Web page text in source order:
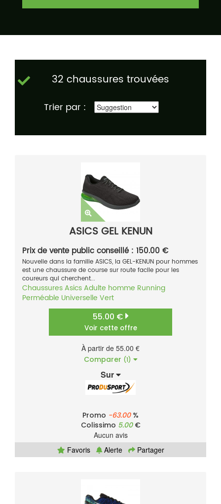
32 chaussures trouvées
Trier par :
ASICS GEL KENUN
Prix de vente public conseillé : 150.00 €
Nouvelle dans la famille ASICS, la GEL-KENUN pour hommes
est une chaussure de course sur route facile pour les
coureurs qui cherchent...
ChaussuresAsicsAdulte homme Running
Perméable Universelle Vert
55.00 €
Voir cette offre
À partir de 55.00 €
Comparer (1)
Sur
Promo -63.00%
Colissimo 5.00€
Aucun avis
Favoris
Alerte Partager